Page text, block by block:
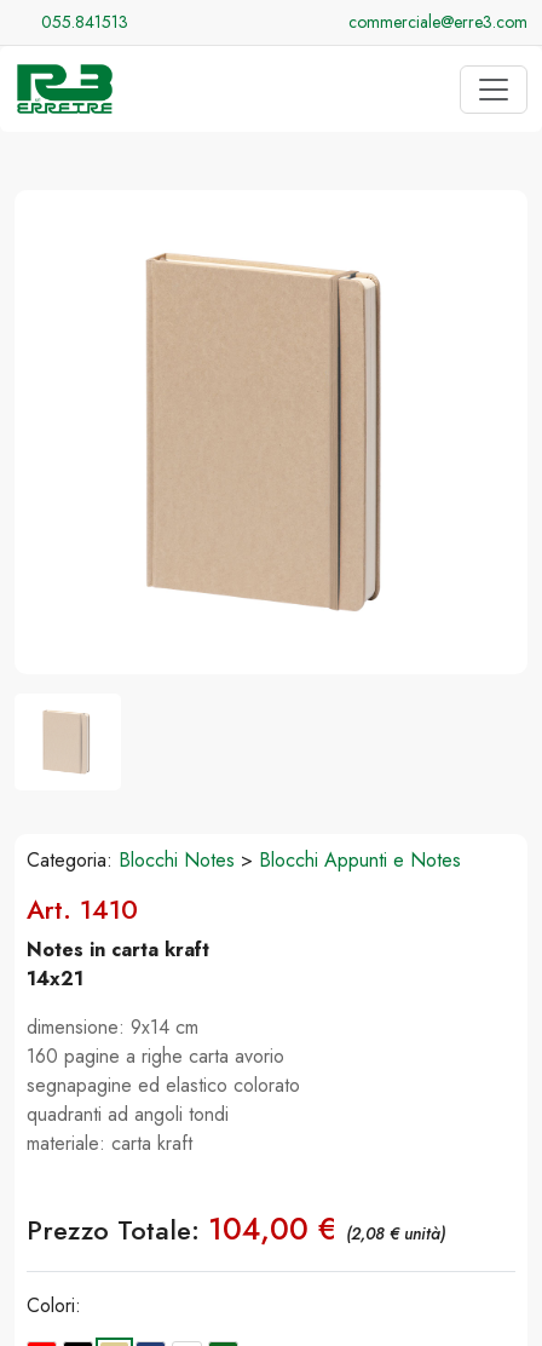
055.841513 commerciale@erre3.com
Categoria: Blocchi Notes > Blocchi Appunti e Notes
Art. 1410
Notes in carta kraft
14x21
dimensione: 9x14 cm
160 pagine a righe carta avorio
segnapagine ed elastico colorato
quadranti ad angoli tondi
materiale: carta kraft
Prezzo Totale: 104,00 € (2,08 € unità)
Colori: